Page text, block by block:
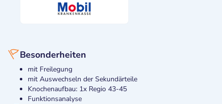
Besonderheiten
mit Freilegung
mit Auswechseln der Sekundärteile
Knochenaufbau: 1x Regio 43-45
Funktionsanalyse